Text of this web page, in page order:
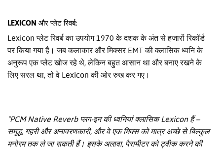
LEXICON और प्लेट रिवर्ब:
Lexicon प्लेट रिवर्ब का उपयोग 1970 के दशक के अंत से हजारों रिकॉर्ड
पर किया गया है। जब कलाकार और मिक्सर EMT की क्लासिक ध्वनि के
अनुरूप एक प्लेट खोज रहे थे, लेकिन बहुत आसान था और बनाए रखने के
लिए सरल था, तो वे Lexicon की ओर रुख कर गए।
"PCM Native Reverb प्लग-इन की ध्वनियां क्लासिक Lexicon हैं –
समृद्ध, गहरी और अनावरणकारी, और वे एक मिक्स को मात्र अच्छे से बिल्कुल
मनोरम तक ले जा सकती हैं। इसके अलावा, पैरामीटर को ट्वीक करने की